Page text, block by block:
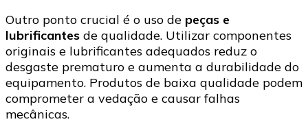
Outro ponto crucial é o uso de peças e
lubrificantes de qualidade. Utilizar componentes
originais e lubrificantes adequados reduz o
desgaste prematuro e aumenta a durabilidade do
equipamento. Produtos de baixa qualidade podem
comprometer a vedação e causar falhas
mecânicas.